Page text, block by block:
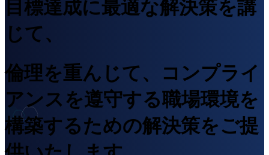
目標達成に最適な解決策を講
じて、
倫理を重んじて、コンプライ
アンスを遵守する職場環境を
構築するための解決策をご提